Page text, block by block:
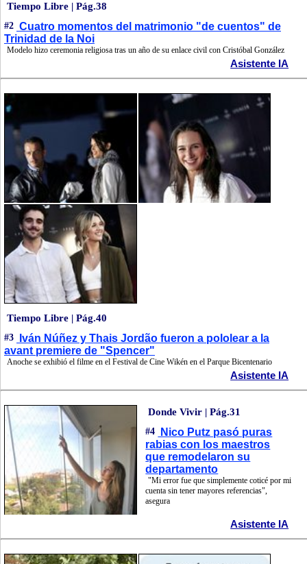
Tiempo Libre | Pág.38
#2 Cuatro momentos del matrimonio "de cuentos" de
Trinidad de la Noi
Modelo hizo ceremonia religiosa tras un año de su enlace civil con Cristóbal González
Asistente IA
Tiempo Libre | Pág.40
#3
Iván Núñez y Thais Jordão fueron a pololear a la
avant premiere de "Spencer"
Anoche se exhibió el filme en el Festival de Cine Wikén en el Parque Bicentenario
Asistente IA
Donde Vivir | Pág.31
#4
Nico Putz pasó puras
rabias con los maestros
que remodelaron su
departamento
"Mi error fue que simplemente coticé por mi
cuenta sin tener mayores referencias",
asegura
Asistente IA